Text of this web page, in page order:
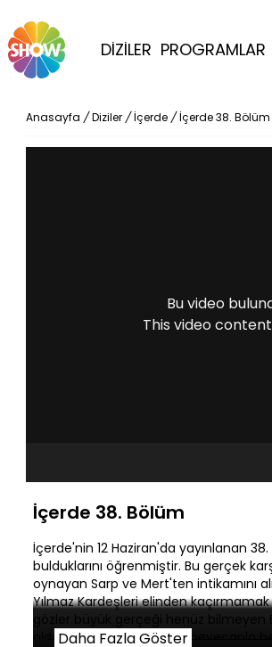
DİZİLER PROGRAMLAR
Anasayfa / Diziler / İçerde / İçerde 38. Bölüm
Bu video
This video
İçerde 38. Bölüm
İçerde'nin 12 Haziran'da yayınlanan
bulduklarını öğrenmiştir. Bu gerçek
oynayan Sarp ve Mert'ten intikamını
Yılmaz Kardeşleri elinden kaçırmamak
gözler büyük gerçeği henüz bilmeyen
olduğunu öğreneceği an heyecanla
Daha Fazla Göster